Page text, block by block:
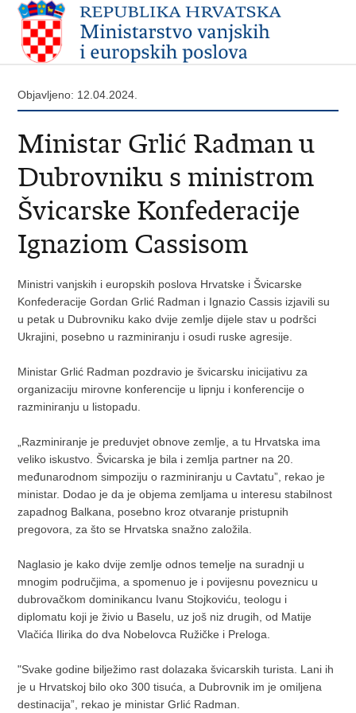
Objavljeno: 12.04.2024.
Ministar Grlić Radman u
Dubrovniku s ministrom
Švicarske Konfederacije
Ignaziom Cassisom
Ministri vanjskih i europskih poslova Hrvatske i Švicarske
Konfederacije Gordan Grlić Radman i Ignazio Cassis izjavili su
u petak u Dubrovniku kako dvije zemlje dijele stav u podršci
Ukrajini, posebno u razminiranju i osudi ruske agresije.
Ministar Grlić Radman pozdravio je švicarsku inicijativu za
organizaciju mirovne konferencije u lipnju i konferencije o
razminiranju u listopadu.
„Razminiranje je preduvjet obnove zemlje, a tu Hrvatska ima
veliko iskustvo. Švicarska je bila i zemlja partner na 20.
međunarodnom simpoziju o razminiranju u Cavtatu”, rekao je
ministar. Dodao je da je objema zemljama u interesu stabilnost
zapadnog Balkana, posebno kroz otvaranje pristupnih
pregovora, za što se Hrvatska snažno založila.
Naglasio je kako dvije zemlje odnos temelje na suradnji u
mnogim područjima, a spomenuo je i povijesnu poveznicu u
dubrovačkom dominikancu Ivanu Stojkoviću, teologu i
diplomatu koji je živio u Baselu, uz još niz drugih, od Matije
Vlačića Ilirika do dva Nobelovca Ružičke i Preloga.
"Svake godine bilježimo rast dolazaka švicarskih turista. Lani ih
je u Hrvatskoj bilo oko 300 tisuća, a Dubrovnik im je omiljena
destinacija”, rekao je ministar Grlić Radman.